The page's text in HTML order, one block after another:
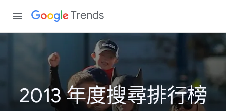
Trends
2013 年度搜尋排行榜